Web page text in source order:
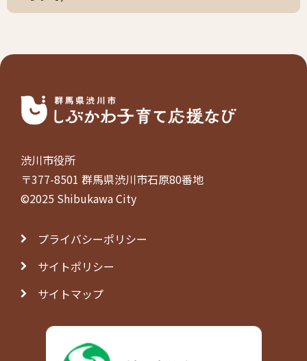
渋川市役所
〒377-8501 群馬県渋川市石原80番地
©2025 Shibukawa City
プライバシーポリシー
サイトポリシー
サイトマップ